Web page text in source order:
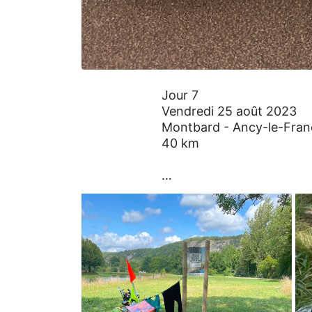
Jour 7
Vendredi 25 août 2023
Montbard - Ancy-le-
40 km
…